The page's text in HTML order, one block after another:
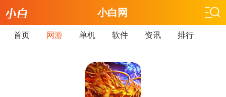
小白网
首页 网游 单机 软件 资讯 排行